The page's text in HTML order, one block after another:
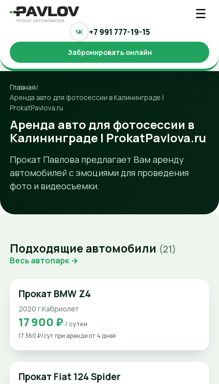
☰
+7 991 777-19-15
Забронировать онлайн
Главная/
Аренда авто для фотосессии в Калининграде |
ProkatPavlova.ru
Аренда авто для фотосессии в
Калининграде | ProkatPavlova.ru
Прокат Павлова предлагает Вам аренду
автомобилей с эмоциями для проведения
фото и видеосъемки.
Подходящие автомобили (21)
Весь автопарк →
Прокат BMW Z4
2020 г.Кабриолет
17 900 ₽ / сутки
17 360 ₽/сут при аренде от 4 дней
Прокат Fiat 124 Spider